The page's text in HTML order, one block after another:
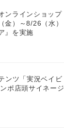
ンラインショップ
金）～8/26（水）
』を実施
ンツ「実況ベイビ
ポ店頭サイネージ